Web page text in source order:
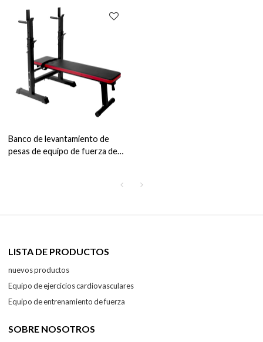
Banco de levantamiento de
pesas de equipo de fuerza de
LISTA DE PRODUCTOS
nuevos productos
Equipo de ejercicios cardiovasculares
Equipo de entrenamiento de fuerza
SOBRE NOSOTROS